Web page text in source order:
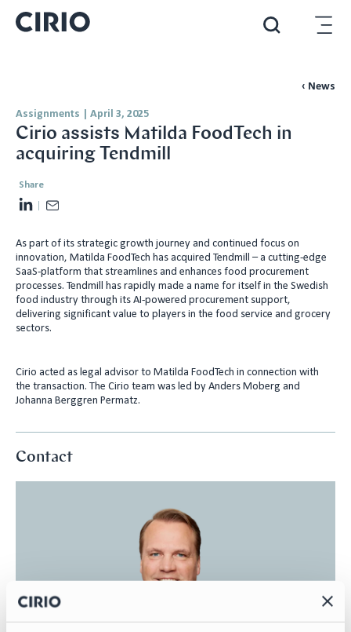
‹ News
Assignments April 3, 2025
Cirio assists Matilda FoodTech in
acquiring Tendmill
Share
L
n
k
e
d
I
a
i
l
As part of its strategic growth journey and continued focus on
innovation, Matilda FoodTech has acquired Tendmill – a cutting-edge
SaaS-platform that streamlines and enhances food procurement
processes. Tendmill has rapidly made a name for itself in the Swedish
food industry through its AI-powered procurement support,
delivering significant value to players in the food service and grocery
sectors.
Cirio acted as legal advisor to Matilda FoodTech in connection with
the transaction. The Cirio team was led by Anders Moberg and
Johanna Berggren Permatz.
Contact